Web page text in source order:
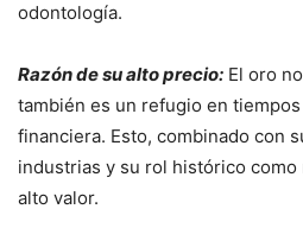
odontología.
Razón de su alto precio: El oro
también es un refugio en
financiera. Esto, combinado con
industrias y su rol histórico como
alto valor.